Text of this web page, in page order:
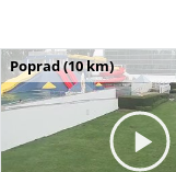
Poprad (10 km)